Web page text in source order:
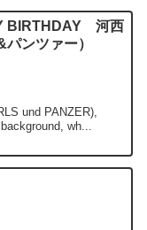
BIRTHDAY 河西
ンツァー）
und PANZER),
wh...